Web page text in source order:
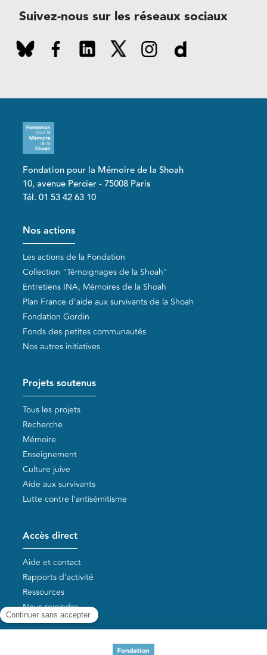
Suivez-nous sur les réseaux sociaux
Fondation pour la Mémoire de la Shoah
10, avenue Percier - 75008 Paris
Tél. 01 53 42 63 10
Pied de page
Nos actions
Les actions de la Fondation
Collection "Témoignages de la Shoah"
Entretiens INA, Mémoires de la Shoah
Plan France d'aide aux survivants de la Shoah
Fondation Gordin
Fonds des petites communautés
Nos autres initiatives
Projets soutenus
Tous les projets
Recherche
Mémoire
Enseignement
Culture juive
Aide aux survivants
Lutte contre l'antisémitisme
Accès direct
Aide et contact
Rapports d'activité
Ressources
Nous rejoindre